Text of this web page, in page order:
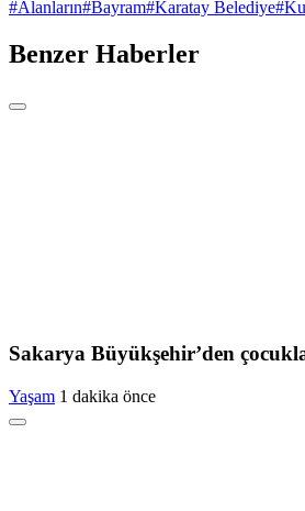
#Alanların#Bayram#Karatay Belediye#
Benzer Haberler
Sakarya Büyükşehir’den
Yaşam 1 dakika önce